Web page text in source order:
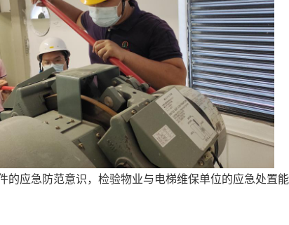
的应急防范意识，检验物业与电梯维保单位的应急处置